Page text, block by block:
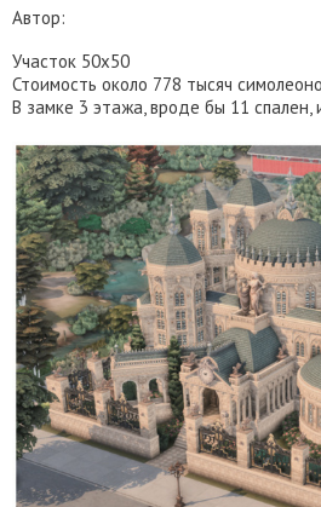
Автор:
Участок 50х50
Стоимость около 778 тысяч
В замке 3 этажа, вроде бы 11